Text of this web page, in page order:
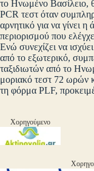
το Ηνωμένο Βασίλειο,
PCR τεστ όταν
αρνητικό για να γίνει
περιορισμού που
Ενώ συνεχίζει να
από το εξωτερικό,
ταξιδιωτών από το
μοριακό τεστ 72 ωρών
τη φόρμα PLF,
Χορηγούμενο